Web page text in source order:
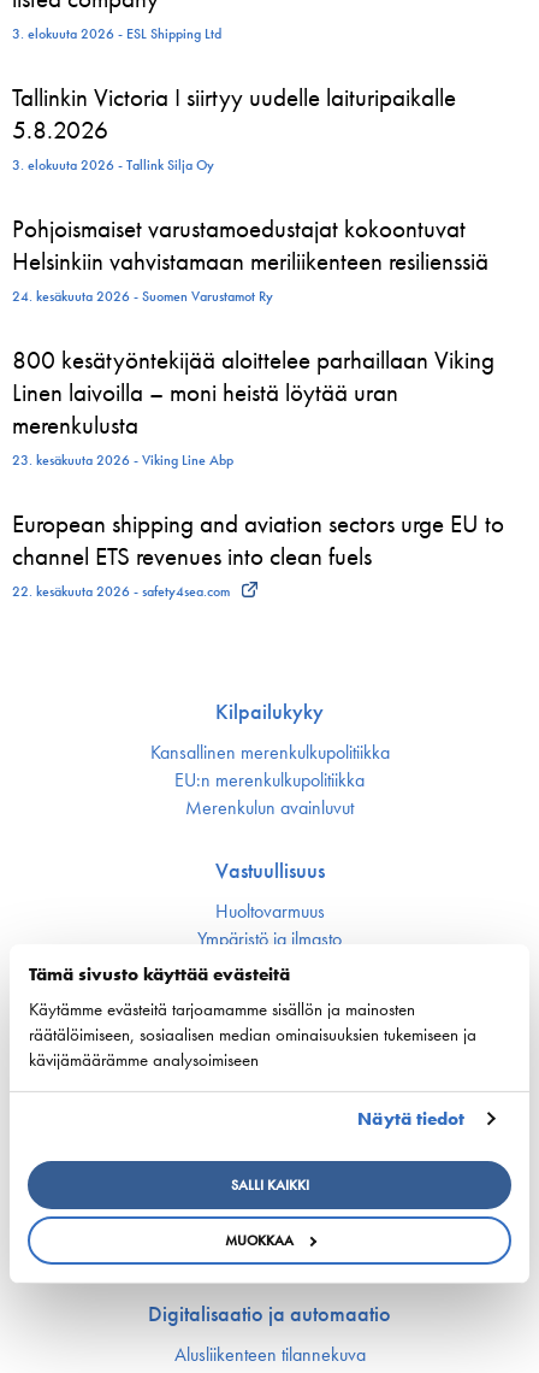
Tämä sivusto käyttää evästeitä
Käytämme evästeitä tarjoamamme sisällön ja mainosten
räätälöimiseen, sosiaalisen median ominaisuuksien tukemiseen ja
kävijämäärämme analysoimiseen
Näytä tiedot
SALLI KAIKKI
MUOKKAA
3. elokuuta 2026 - ESL Shipping Ltd
Tallinkin Victoria I siirtyy uudelle laituripaikalle
5.8.2026
3. elokuuta 2026 - Tallink Silja Oy
Pohjoismaiset varustamoedustajat kokoontuvat
Helsinkiin vahvistamaan meriliikenteen resilienssiä
24. kesäkuuta 2026 - Suomen Varustamot Ry
800 kesätyöntekijää aloittelee parhaillaan Viking
Linen laivoilla – moni heistä löytää uran
merenkulusta
23. kesäkuuta 2026 - Viking Line Abp
European shipping and aviation sectors urge EU to
channel ETS revenues into clean fuels
22. kesäkuuta 2026 - safety4sea.com
Kilpailukyky
Kansallinen merenkulku­politiikka
EU:n merenkulku­politiikka
Merenkulun avainluvut
Vastuullisuus
Huoltovarmuus
Ympäristö ja ilmasto
Varustamot panostavat uuteen teknologiaan ja
ympäristöystävällisiin ratkaisuihin uusissa aluksissa
Turvallisuus
Työmarkkinat ja osaaminen
Koulutus ja osaaminen
Suomen Varustamoiden Yrityskylä
Merenkulun HarjoitteluMylly
Ship Happens: Tutustu merenkulkualan mahdollisuuksiin
Digitalisaatio ja automaatio
Alusliikenteen tilannekuva